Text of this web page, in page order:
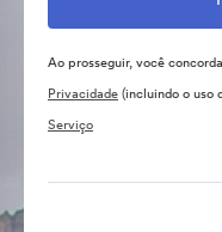
Ao prosseguir, você
Privacidade(incluindo o uso
Serviço